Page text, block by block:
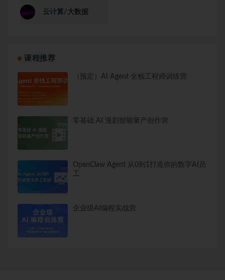
云计算/大数据
课程推荐
（预定）AI Agent 全栈工程师训练营
零基础 AI 漫剧智能量产创作营
OpenClaw Agent 从0到1打造你的数字AI员
企业级AI编程实战营